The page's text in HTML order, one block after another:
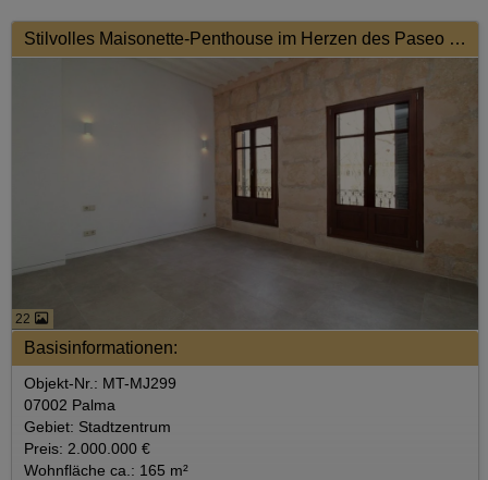
Stilvolles Maisonette-Penthouse im Herzen des Paseo del Borne
22
Basisinformationen:
Objekt-Nr.: MT-MJ299
07002 Palma
Gebiet: Stadtzentrum
Preis: 2.000.000 €
Wohnfläche ca.: 165 m²